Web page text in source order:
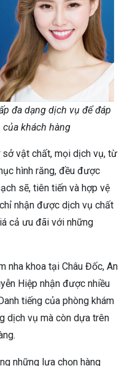
đa dạng dịch vụ để đáp
khách hàng
vật chất, mọi dịch vụ, từ
hình răng, đều được
sẽ, tiên tiến và hợp vệ
nhận được dịch vụ chất
cả ưu đãi với những
nha khoa tại Châu Đốc, An
Hiệp nhận được nhiều
tiếng của phòng khám
dịch vụ mà còn dựa trên
những lựa chọn hàng